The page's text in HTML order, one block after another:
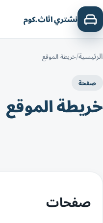
نشتري اثاث.كوم
الرئيسية خريطة الموقع
صفحة
خريطة الموقع
صفحات